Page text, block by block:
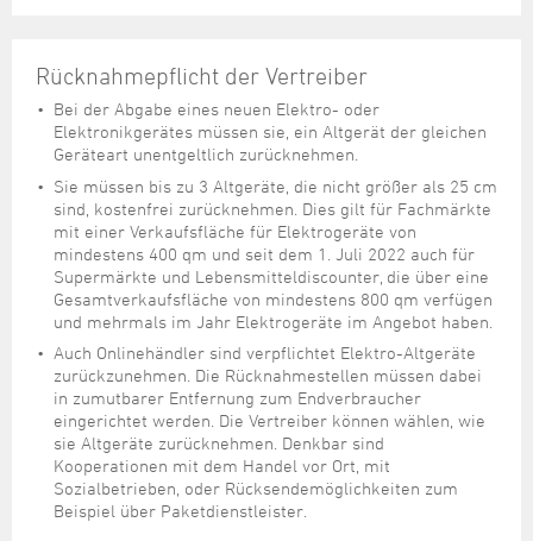
Rücknahmepflicht der Vertreiber
Bei der Abgabe eines neuen Elektro- oder
Elektronikgerätes müssen sie, ein Altgerät der gleichen
Geräteart unentgeltlich zurücknehmen.
Sie müssen bis zu 3 Altgeräte, die nicht größer als 25 cm
sind, kostenfrei zurücknehmen. Dies gilt für Fachmärkte
mit einer Verkaufsfläche für Elektrogeräte von
mindestens 400 qm und seit dem 1. Juli 2022 auch für
Supermärkte und Lebensmitteldiscounter, die über eine
Gesamtverkaufsfläche von mindestens 800 qm verfügen
und mehrmals im Jahr Elektrogeräte im Angebot haben.
Auch Onlinehändler sind verpflichtet Elektro-Altgeräte
zurückzunehmen. Die Rücknahmestellen müssen dabei
in zumutbarer Entfernung zum Endverbraucher
eingerichtet werden. Die Vertreiber können wählen, wie
sie Altgeräte zurücknehmen. Denkbar sind
Kooperationen mit dem Handel vor Ort, mit
Sozialbetrieben, oder Rücksendemöglichkeiten zum
Beispiel über Paketdienstleister.